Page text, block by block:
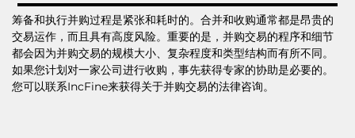
筹备和执行并购过程是紧张和耗时的。合并和收购通常都是昂贵的
交易运作，而且具有高度风险。重要的是，并购交易的程序和细节
都会因为并购交易的规模大小、复杂程度和类型结构而有所不同。
如果您计划对一家公司进行收购，事先获得专家的协助是必要的。
您可以联系IncFine来获得关于并购交易的法律咨询。